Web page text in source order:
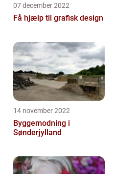
07 december 2022
Få hjælp til grafisk design
14 november 2022
Byggemodning i
Sønderjylland